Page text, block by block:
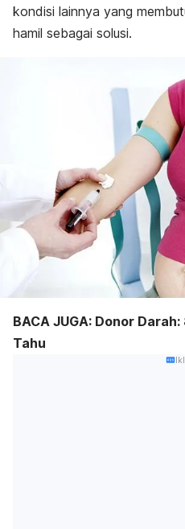
kondisi lainnya yang
hamil sebagai solusi.
BACA JUGA: Donor
Tahu